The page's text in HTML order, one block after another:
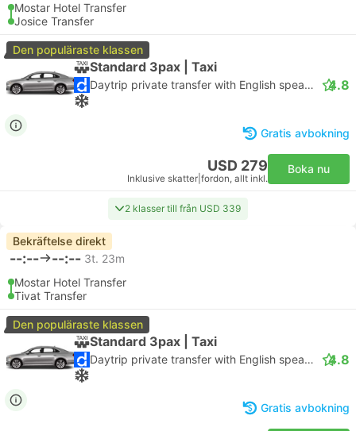
Mostar Hotel Transfer
Josice Transfer
Den populäraste klassen
Standard 3pax | Taxi
Daytrip private transfer with English speaking driver 4.8
Gratis avbokning
USD 279
Inklusive skatter fordon, allt inkl.
Boka nu
2 klasser till från USD 339
Bekräftelse direkt
--:-- --:-- 3t. 23m
Mostar Hotel Transfer
Tivat Transfer
Den populäraste klassen
Standard 3pax | Taxi
Daytrip private transfer with English speaking driver 4.8
Gratis avbokning